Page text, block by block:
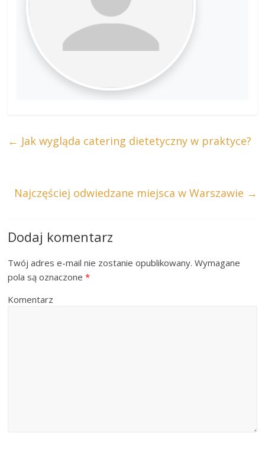
← Jak wygląda catering dietetyczny w praktyce?
Najczęściej odwiedzane miejsca w Warszawie →
Dodaj komentarz
Twój adres e-mail nie zostanie opublikowany. Wymagane
pola są oznaczone*
Komentarz